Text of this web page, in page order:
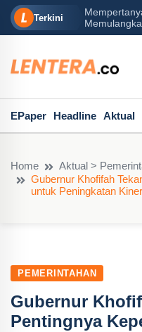
Terkini
EPaper Headline Aktual
Home
Aktual >
Gubernur Khofifah
untuk Peningkatan
PEMERINTAHAN
Gubernur
Pentingnya